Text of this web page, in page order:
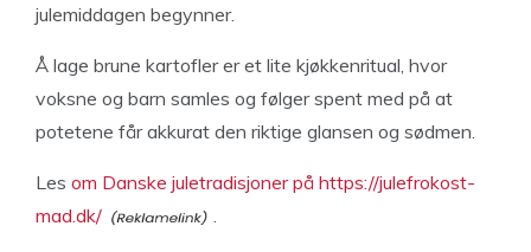
julemiddagen begynner.
Å lage brune kartofler er et lite kjøkkenritual, hvor
voksne og barn samles og følger spent med på at
potetene får akkurat den riktige glansen og sødmen.
Les om Danske juletradisjoner på https://julefrokost-
mad.dk/